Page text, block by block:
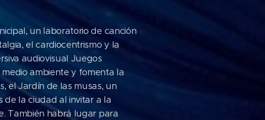
un laboratorio de canción
el cardiocentrismo y la
audiovisual Juegos
ambiente y fomenta la
el Jardín de las musas, un
la ciudad al invitar a la
También habrá lugar para